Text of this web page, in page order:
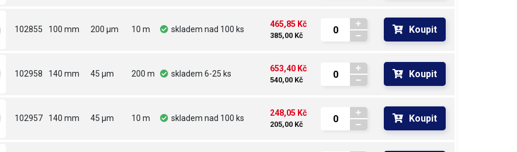
102855 100 mm 200 µm 10 m skladem nad 100 ks
465,85 Kč
385,00 Kč
Koupit
102958 140 mm 45 µm 200 m skladem 6-25 ks
653,40 Kč
540,00 Kč
Koupit
102957 140 mm 45 µm 10 m skladem nad 100 ks
248,05 Kč
205,00 Kč
Koupit